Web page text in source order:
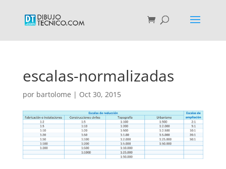
escalas-normalizadas
por bartolome | Oct 30, 2015